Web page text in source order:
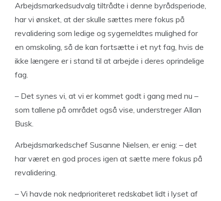
Arbejdsmarkedsudvalg tiltrådte i denne byrådsperiode,
har vi ønsket, at der skulle sættes mere fokus på
revalidering som ledige og sygemeldtes mulighed for
en omskoling, så de kan fortsætte i et nyt fag, hvis de
ikke længere er i stand til at arbejde i deres oprindelige
fag.
– Det synes vi, at vi er kommet godt i gang med nu –
som tallene på området også vise, understreger Allan
Busk.
Arbejdsmarkedschef Susanne Nielsen, er enig: – det
har været en god proces igen at sætte mere fokus på
revalidering.
– Vi havde nok nedprioriteret redskabet lidt i lyset af